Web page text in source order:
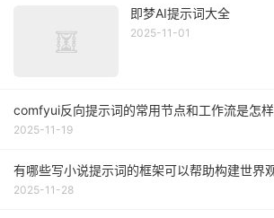
即梦AI提示词大全
2025-11-01
comfyui反向提示词的常用节点和工作流是怎样
2025-11-19
有哪些写小说提示词的框架可以帮助构建世界
2025-11-28